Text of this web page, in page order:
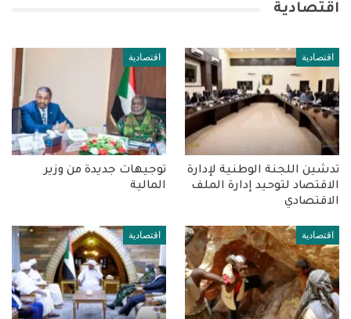
اقتصادية
اقتصادية
تدشين اللجنة الوطنية لإدارة
الاقتصاد لتوحيد إدارة الملف
الاقتصادي
اقتصادية
توجيهات جديدة من وزير
المالية
اقتصادية اقتصادية